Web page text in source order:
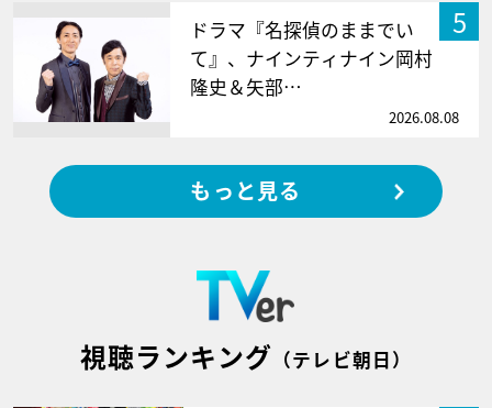
5
ドラマ『名探偵のままでい
て』、ナインティナイン岡村
隆史＆矢部…
2026.08.08
もっと見る
視聴ランキング （テレビ朝日）